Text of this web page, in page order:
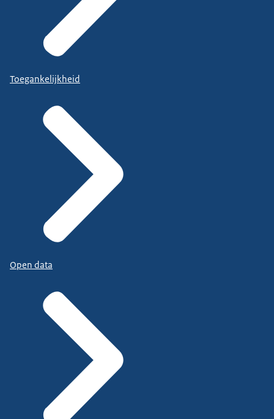
Toegankelijkheid
Open data